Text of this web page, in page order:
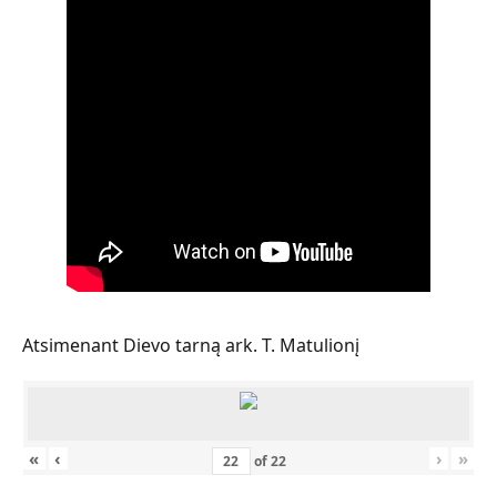
Atsimenant Dievo tarną ark. T. Matulionį
« ‹ of22 › »